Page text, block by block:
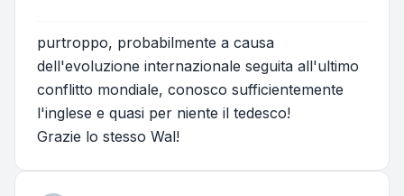
purtroppo, probabilmente a causa
dell'evoluzione internazionale seguita all'ultimo
conflitto mondiale, conosco sufficientemente
l'inglese e quasi per niente il tedesco!
Grazie lo stesso Wal!